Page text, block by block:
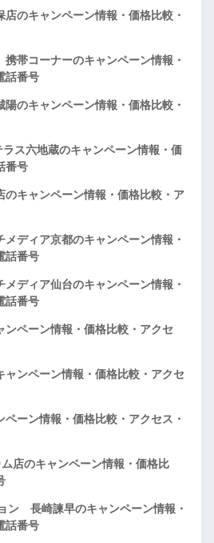
のキャンペーン情報・価格比較・
帯コーナーのキャンペーン情報・
話番号
のキャンペーン情報・価格比較・
ス六地蔵のキャンペーン情報・価
番号
キャンペーン情報・価格比較・ア
ディア京都のキャンペーン情報・
話番号
ディア仙台のキャンペーン情報・
話番号
ペーン情報・価格比較・アクセ
ンペーン情報・価格比較・アクセ
ーン情報・価格比較・アクセス・
店のキャンペーン情報・価格比
ン 長崎諫早のキャンペーン情報・
話番号